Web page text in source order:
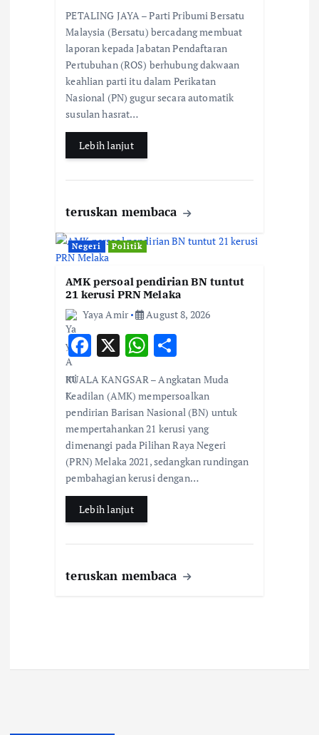
e
b
o
o
k
at
s
A
p
ar
e
PETALING JAYA – Parti Pribumi Bersatu
Malaysia (Bersatu) bercadang membuat
laporan kepada Jabatan Pendaftaran
Pertubuhan (ROS) berhubung dakwaan
keahlian parti itu dalam Perikatan
Nasional (PN) gugur secara automatik
susulan hasrat…
Lebih lanjut
teruskan membaca
Negeri Politik
AMK persoal pendirian BN tuntut
21 kerusi PRN Melaka
Yaya Amir
August 8, 2026
F
ac
e
b
o
o
k
X W
h
at
s
A
p
p
h
ar
e
KUALA KANGSAR – Angkatan Muda
Keadilan (AMK) mempersoalkan
pendirian Barisan Nasional (BN) untuk
mempertahankan 21 kerusi yang
dimenangi pada Pilihan Raya Negeri
(PRN) Melaka 2021, sedangkan rundingan
pembahagian kerusi dengan…
Lebih lanjut
teruskan membaca